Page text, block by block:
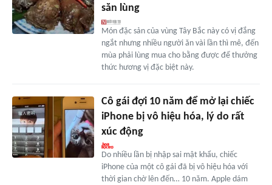
săn lùng
Món đặc sản của vùng Tây Bắc này có vị đắng
ngắt nhưng nhiều người ăn vài lần thì mê, đến
mùa phải lùng mua cho bằng được để thưởng
thức hương vị đặc biệt này.
Cô gái đợi 10 năm để mở lại chiếc
iPhone bị vô hiệu hóa, lý do rất
xúc động
Do nhiều lần bị nhập sai mật khẩu, chiếc
iPhone của một cô gái đã bị vô hiệu hóa với
thời gian chờ lên đến… 10 năm. Apple dám